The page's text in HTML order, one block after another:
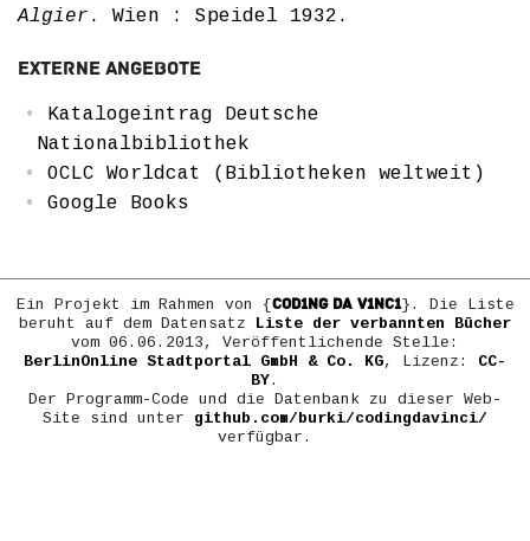
Algier . Wien : Speidel 1932.
Externe Angebote
Katalogeintrag Deutsche
Nationalbibliothek
OCLC Worldcat (Bibliotheken weltweit)
Google Books
Ein Projekt im Rahmen von {COD1NG DA V1NC1}. Die Liste
beruht auf dem Datensatz Liste der verbannten Bücher
vom 06.06.2013, Veröffentlichende Stelle:
BerlinOnline Stadtportal GmbH & Co. KG, Lizenz: CC-
BY.
Der Programm-Code und die Datenbank zu dieser Web-
Site sind unter github.com/burki/codingdavinci/
verfügbar.